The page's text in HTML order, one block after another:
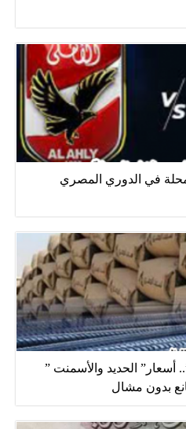
في الدوري المصري
الحديد والأسمنت ”